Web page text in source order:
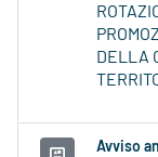
DELLA
Avviso